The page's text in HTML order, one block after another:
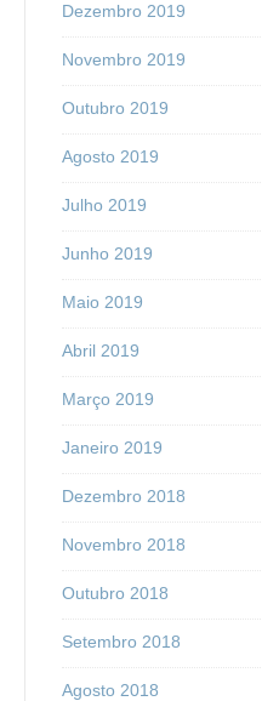
Dezembro 2019
Novembro 2019
Outubro 2019
Agosto 2019
Julho 2019
Junho 2019
Maio 2019
Abril 2019
Março 2019
Janeiro 2019
Dezembro 2018
Novembro 2018
Outubro 2018
Setembro 2018
Agosto 2018